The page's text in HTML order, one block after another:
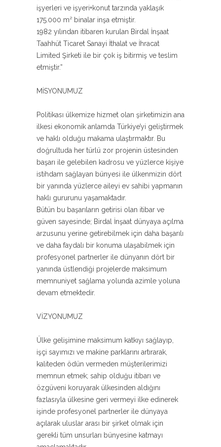
işyerleri ve işyeri+konut tarzında yaklaşık
175.000 m² binalar inşa etmiştir.
1982 yılından itibaren kurulan Birdal İnşaat
Taahhüt Ticaret Sanayi İthalat ve İhracat
Limited Şirketi ile bir çok iş bitirmiş ve teslim
etmiştir.”
MİSYONUMUZ
Politikası ülkemize hizmet olan şirketimizin ana
ilkesi ekonomik anlamda Türkiye’yi geliştirmek
ve haklı olduğu makama ulaştırmaktır. Bu
doğrultuda her türlü zor projenin üstesinden
başarı ile gelebilen kadrosu ve yüzlerce kişiye
istihdam sağlayan bünyesi ile ülkenmizin dört
bir yanında yüzlerce aileyi ev sahibi yapmanın
haklı gururunu yaşamaktadır.
Bütün bu başarıların getirisi olan itibar ve
güven sayesinde; Birdal İnşaat dünyaya açılma
arzusunu yerine getirebilmek için daha başarılı
ve daha faydalı bir konuma ulaşabilmek için
profesyonel partnerler ile dünyanın dört bir
yanında üstlendiği projelerde maksimum
memnuniyet sağlama yolunda azimle yoluna
devam etmektedir.
VİZYONUMUZ
Ülke gelişimine maksimum katkıyı sağlayıp,
işçi sayımızı ve makine parklarını artırarak,
kaliteden ödün vermeden müşterilerimizi
memnun etmek; sahip olduğu itibarı ve
özgüveni koruyarak ülkesinden aldığını
fazlasıyla ülkesine geri vermeyi ilke edinerek
işinde profesyonel partnerler ile dünyaya
açılarak uluslar arası bir şirket olmak için
gerekli tüm unsurları bünyesine katmayı